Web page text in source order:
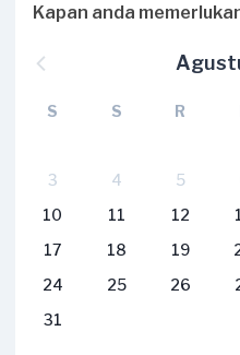
Kapan anda
S S R
3
4 5
10
11 12
17
18 19
24
25 26
31